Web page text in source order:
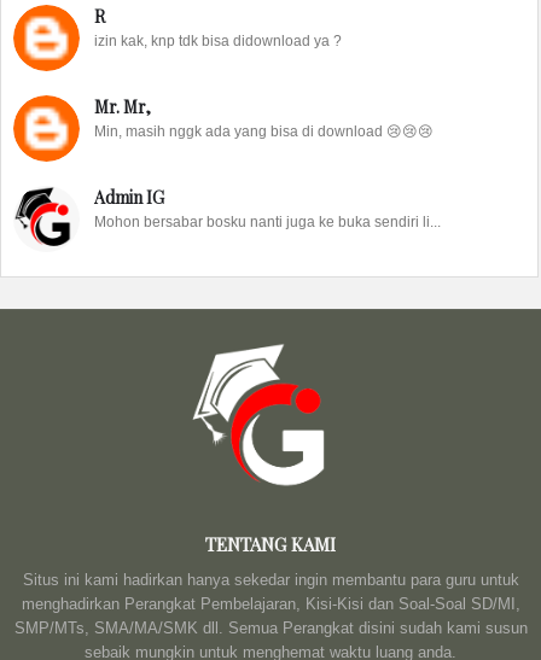
R
izin kak, knp tdk bisa didownload ya ?
Mr. Mr,
Min, masih nggk ada yang bisa di download 😢😢😢
Admin IG
Mohon bersabar bosku nanti juga ke buka sendiri li...
TENTANG KAMI
Situs ini kami hadirkan hanya sekedar ingin membantu para guru untuk
menghadirkan Perangkat Pembelajaran, Kisi-Kisi dan Soal-Soal SD/MI,
SMP/MTs, SMA/MA/SMK dll. Semua Perangkat disini sudah kami susun
sebaik mungkin untuk menghemat waktu luang anda.